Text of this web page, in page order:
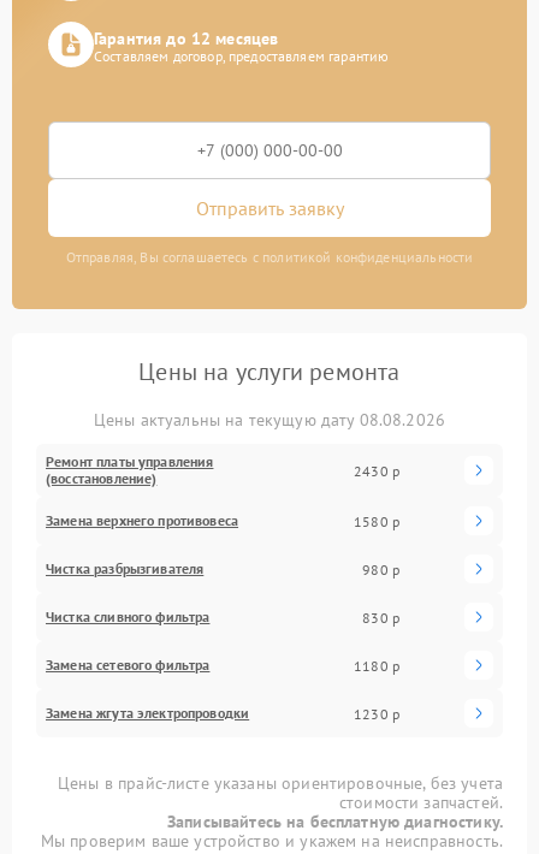
Гарантия до 12 месяцев
Составляем договор, предоставляем гарантию
Отправить заявку
Отправляя, Вы соглашаетесь с политикой конфиденциальности
Цены на услуги ремонта
Цены актуальны на текущую дату 08.08.2026
Ремонт платы управления
(восстановление)
2430 р
Замена верхнего противовеса 1580 р
Чистка разбрызгивателя 980 р
Чистка сливного фильтра 830 р
Замена сетевого фильтра 1180 р
Замена жгута электропроводки 1230 р
Цены в прайс-листе указаны ориентировочные, без учета
стоимости запчастей.
Записывайтесь на бесплатную диагностику.
Мы проверим ваше устройство и укажем на неисправность.